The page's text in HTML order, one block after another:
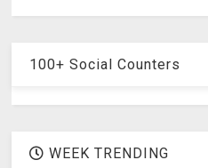
100+ Social Counters
WEEK TRENDING